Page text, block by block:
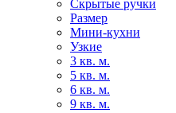
Скрытые ручки
Размер
Мини-кухни
Узкие
3 кв. м.
5 кв. м.
6 кв. м.
9 кв. м.